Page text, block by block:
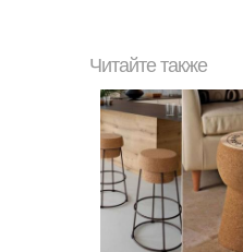
Читайте также